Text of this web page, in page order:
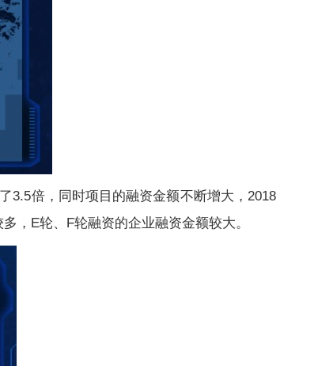
倍，同时项目的融资金额不断增大，2018
，E轮、F轮融资的企业融资金额较大。